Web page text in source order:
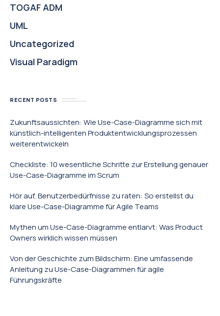
TOGAF ADM
UML
Uncategorized
Visual Paradigm
RECENT POSTS
Zukunftsaussichten: Wie Use-Case-Diagramme sich mit
künstlich-intelligenten Produktentwicklungsprozessen
weiterentwickeln
Checkliste: 10 wesentliche Schritte zur Erstellung genauer
Use-Case-Diagramme im Scrum
Hör auf, Benutzerbedürfnisse zu raten: So erstellst du
klare Use-Case-Diagramme für Agile Teams
Mythen um Use-Case-Diagramme entlarvt: Was Product
Owners wirklich wissen müssen
Von der Geschichte zum Bildschirm: Eine umfassende
Anleitung zu Use-Case-Diagrammen für agile
Führungskräfte